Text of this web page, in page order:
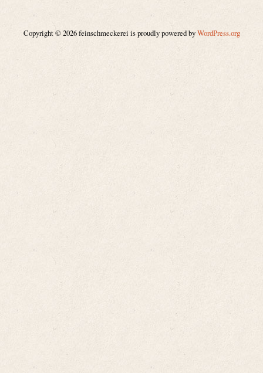
Copyright © 2026 feinschmeckerei is proudly powered byWordPress.org